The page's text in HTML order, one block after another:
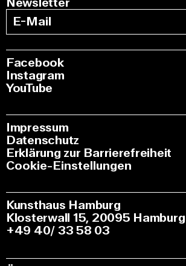
Facebook
Instagram
YouTube
Impressum
Datenschutz
Erklärung zur Barrierefreiheit
Cookie-Einstellungen
Kunsthaus Hamburg
Klosterwall 15, 20095 Hamburg
+49 40/ 33 58 03